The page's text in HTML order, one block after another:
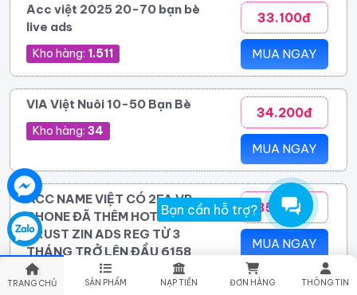
Bạn cần hỗ trợ?
TRANG CHỦ SẢN PHẨM NẠP TIỀN ĐƠN HÀNG THÔNG TIN
Acc việt 2025 20-70 bạn bè
live ads
Kho hàng: 1.511
33.100đ
MUA NGAY
VIA Việt Nuôi 10-50 Bạn Bè
Kho hàng: 34
34.200đ
MUA NGAY
ACC NAME VIỆT CÓ 2FA VR
PHONE ĐÃ THÊM HOTMAIL
TRUST ZIN ADS REG TỪ 3
THÁNG TRỞ LÊN ĐẦU 6158
Kho hàng:120
35.000đ
MUA NGAY